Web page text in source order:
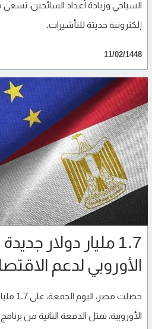
السياحي وزيادة أعداد السائحين،
إلكترونية حديثة للتأشيرات.
11/02/1448
1.7 مليار دولار
الأوروبي لدعم
حصلت
الأوروبية، تمثل الدفعة الثانية من